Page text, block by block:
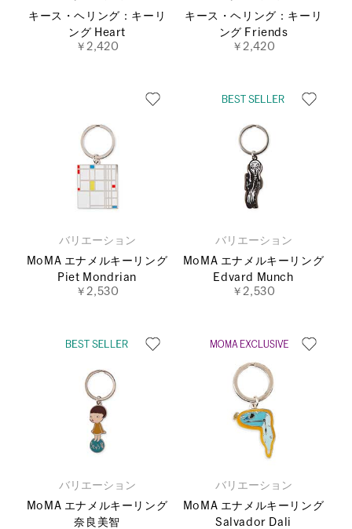
キース・ヘリング：キーリ
ング Heart
￥2,420
キース・ヘリング：キーリ
ング Friends
￥2,420
バリエーション
MoMA エナメルキーリング
Piet Mondrian
￥2,530
バリエーション
MoMA エナメルキーリング
Edvard Munch
￥2,530
バリエーション
MoMA エナメルキーリング
奈良美智
バリエーション
MoMA エナメルキーリング
Salvador Dali